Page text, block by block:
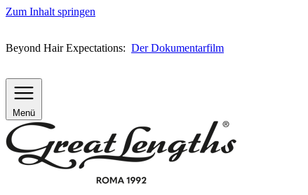
Zum Inhalt springen
Beyond Hair Expectations: Der Dokumentarfilm
Menü